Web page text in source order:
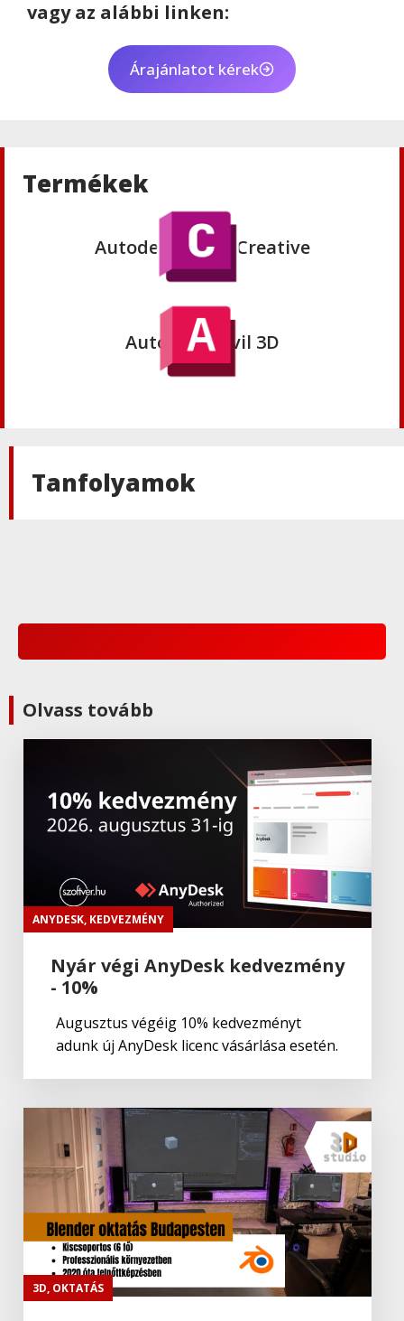
vagy az alábbi linken:
Árajánlatot kérek
Termékek
Autodesk 3ds Max 2023
Autodesk
Autodesk Civil 3D
Autodesk
Autodesk AutoCAD
Autodesk Inventor 2023
Autodesk AutoCAD LT 2023
Autodesk
Autodesk Maya 2024
Autodesk
Autodesk 3ds Max 2023
Autodesk
Autodesk
Autodesk AutoCAD
Autodesk Revit
Tanfolyamok
Olvass tovább
ANYDESK, KEDVEZMÉNY
Nyár végi AnyDesk kedvezmény
- 10%
Augusztus végéig 10% kedvezményt
adunk új AnyDesk licenc vásárlása esetén.
3D, OKTATÁS